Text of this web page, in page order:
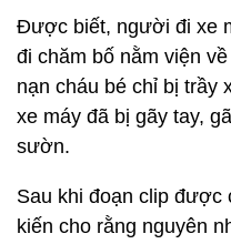
Được biết, người đi xe
đi chăm bố nằm viện
nạn cháu bé chỉ bị trầy
xe máy đã bị gãy tay,
sườn.
Sau khi đoạn clip được
kiến cho rằng nguyên